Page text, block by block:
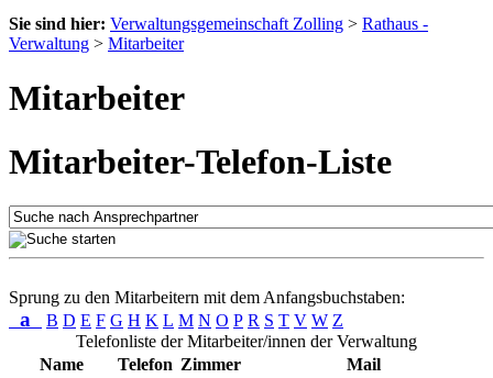
Sie sind hier: Verwaltungsgemeinschaft Zolling > Rathaus -
Verwaltung > Mitarbeiter
Mitarbeiter
Mitarbeiter-Telefon-Liste
Sprung zu den Mitarbeitern mit dem Anfangsbuchstaben:
a B D E F G H K L M N O P R S T V W Z
Telefonliste der Mitarbeiter/innen der Verwaltung
Name
Telefon Zimmer
Mail